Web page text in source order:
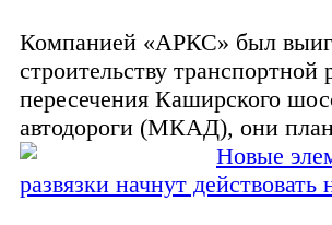
Компанией «АРКС» был
строительству транспортной
пересечения Каширского
автодороги (МКАД), они
Новые
развязки начнут действовать